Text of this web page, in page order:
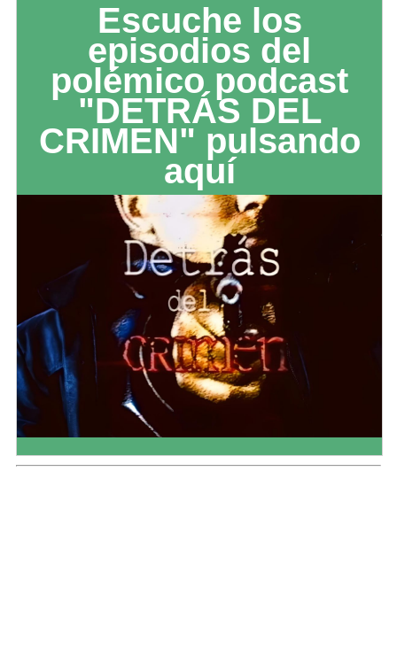
Escuche los
episodios del
polémico podcast
"DETRÁS DEL
CRIMEN" pulsando
aquí